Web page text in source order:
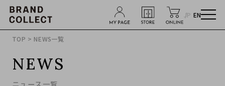
JP EN
TOP > NEWS一覧
NEWS